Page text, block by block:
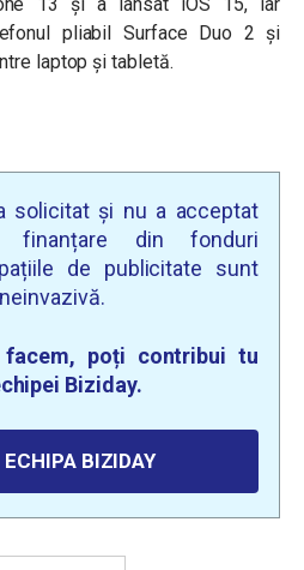
pliabil Surface Duo 2 și
laptop și tabletă.
solicitat și nu a acceptat
din fonduri
de publicitate sunt
poți contribui tu
Biziday.
BIZIDAY